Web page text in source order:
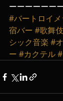
ーーーーーー
#バートロイメ
宿バー #歌舞
シック音楽 #
ー #カクテル